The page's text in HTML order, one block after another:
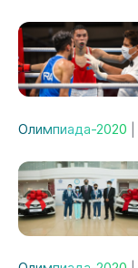
Олимпиада-2020